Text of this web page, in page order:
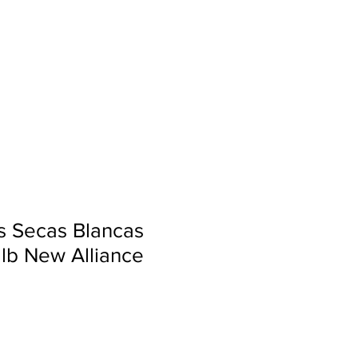
Secas Blancas
New Alliance